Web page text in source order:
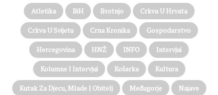
Atletika BiH Brotnjo Crkva U Hrvata
Crkva U Svijetu Crna Kronika Gospodarstvo
Hercegovina HNŽ INFO Intervjui
Kolumne I Intervjui Košarka Kultura
Kutak Za Djecu, Mlade I Obitelj Međugorje Najave